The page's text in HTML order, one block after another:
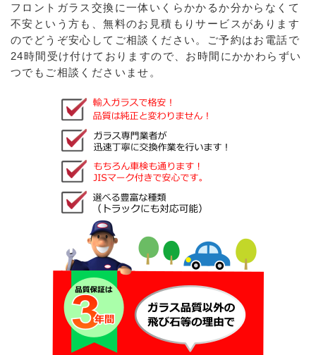
フロントガラス交換に一体いくらかかるか分からなくて
不安という方も、無料のお見積もりサービスがあります
のでどうぞ安心してご相談ください。ご予約はお電話で
24時間受け付けておりますので、お時間にかかわらずい
つでもご相談くださいませ。